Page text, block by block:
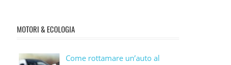
MOTORI & ECOLOGIA
Come rottamare un’auto al